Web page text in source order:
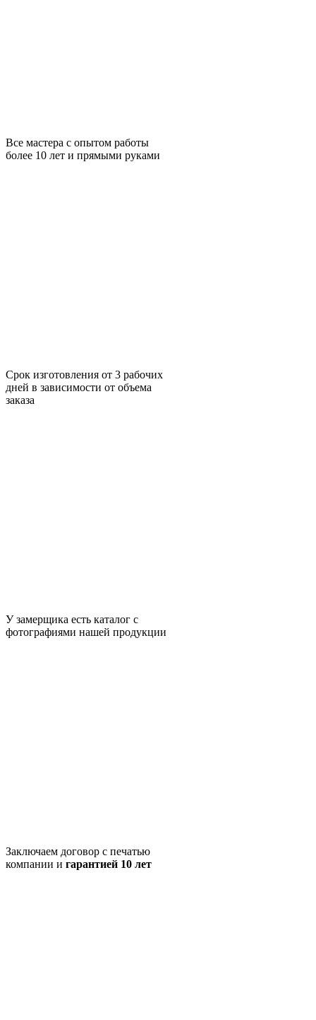
Все мастера с опытом работы
более 10 лет и прямыми руками
Срок изготовления от 3 рабочих
дней в зависимости от объема
заказа
У замерщика есть каталог с
фотографиями нашей продукции
Заключаем договор с печатью
компании и гарантией 10 лет